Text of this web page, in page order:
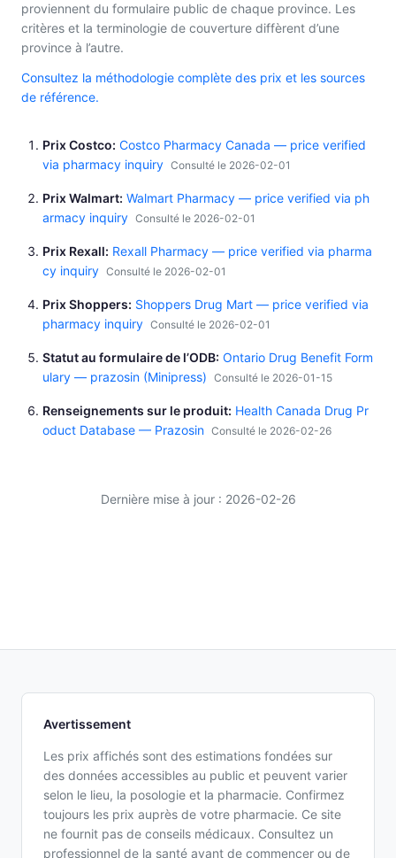
proviennent du formulaire public de chaque province. Les
critères et la terminologie de couverture diffèrent d’une
province à l’autre.
Consultez la méthodologie complète des prix et les sources
de référence.
Prix Costco Costco Pharmacy Canada — price verified
via pharmacy inquiry Consulté le 2026-02-01
Prix Walmart Walmart Pharmacy — price verified via ph
armacy inquiry Consulté le 2026-02-01
Prix Rexall Rexall Pharmacy — price verified via pharma
cy inquiry Consulté le 2026-02-01
Prix Shoppers Shoppers Drug Mart — price verified via
pharmacy inquiry Consulté le 2026-02-01
Statut au formulaire de l’ODB Ontario Drug Benefit Form
ulary — prazosin (Minipress) Consulté le 2026-01-15
Renseignements sur le produit Health Canada Drug Pr
oduct Database — Prazosin Consulté le 2026-02-26
Dernière mise à jour : 2026-02-26
Avertissement
Les prix affichés sont des estimations fondées sur
des données accessibles au public et peuvent varier
selon le lieu, la posologie et la pharmacie. Confirmez
toujours les prix auprès de votre pharmacie. Ce site
ne fournit pas de conseils médicaux. Consultez un
professionnel de la santé avant de commencer ou de